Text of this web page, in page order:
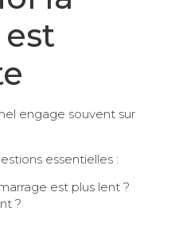
engage souvent sur
essentielles :
est plus lent ?
?